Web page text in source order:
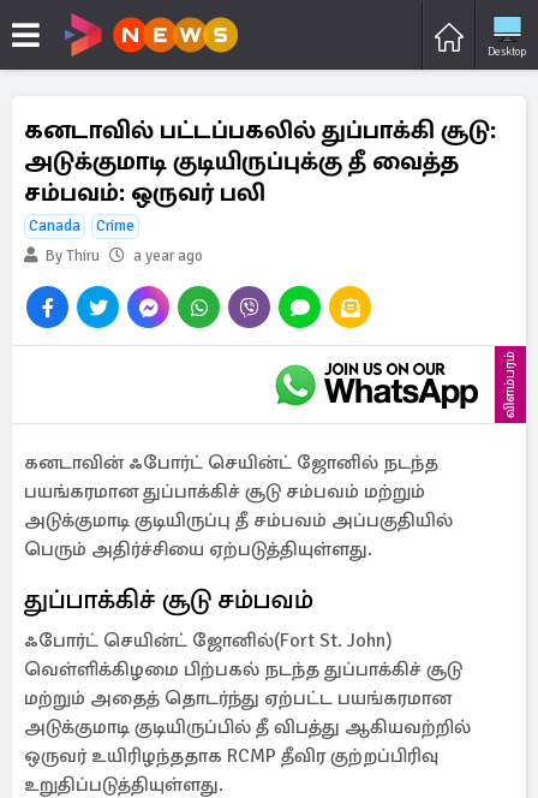
Desktop
கனடாவில் பட்டப்பகலில் துப்பாக்கி சூடு:
அடுக்குமாடி குடியிருப்புக்கு தீ வைத்த
சம்பவம்: ஒருவர் பலி
Canada
Crime
By Thiru
a year ago
விளம்பரம்
கனடாவின் ஃபோர்ட் செயின்ட் ஜோனில் நடந்த
பயங்கரமான துப்பாக்கிச் சூடு சம்பவம் மற்றும்
அடுக்குமாடி குடியிருப்பு தீ சம்பவம் அப்பகுதியில்
பெரும் அதிர்ச்சியை ஏற்படுத்தியுள்ளது.
துப்பாக்கிச் சூடு சம்பவம்
ஃபோர்ட் செயின்ட் ஜோனில்(Fort St. John)
வெள்ளிக்கிழமை பிற்பகல் நடந்த துப்பாக்கிச் சூடு
மற்றும் அதைத் தொடர்ந்து ஏற்பட்ட பயங்கரமான
அடுக்குமாடி குடியிருப்பில் தீ விபத்து ஆகியவற்றில்
ஒருவர் உயிரிழந்ததாக RCMP தீவிர குற்றப்பிரிவு
உறுதிப்படுத்தியுள்ளது.